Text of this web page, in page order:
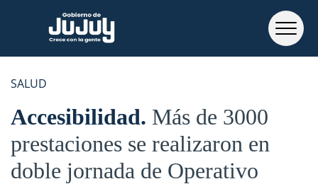
SALUD
Accesibilidad Más de 3000
prestaciones se realizaron en
doble jornada de Operativo